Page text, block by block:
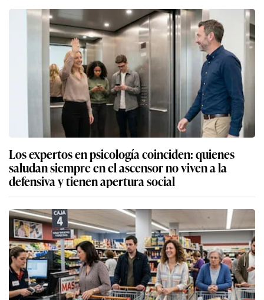
Los expertos en psicología coinciden: quienes
saludan siempre en el ascensor no viven a la
defensiva y tienen apertura social